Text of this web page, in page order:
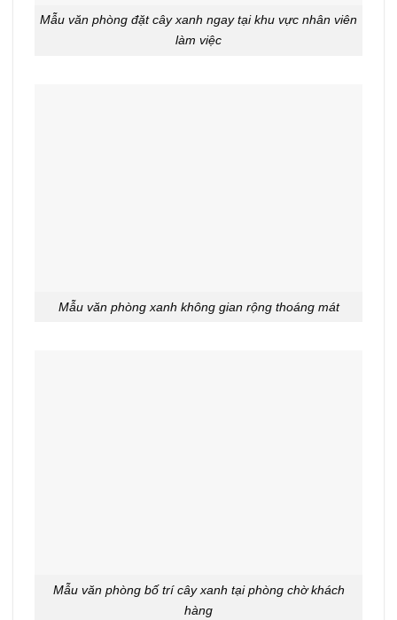
Mẫu văn phòng đặt cây xanh ngay tại khu vực nhân viên
làm việc
Mẫu văn phòng xanh không gian rộng thoáng mát
Mẫu văn phòng bố trí cây xanh tại phòng chờ khách
hàng